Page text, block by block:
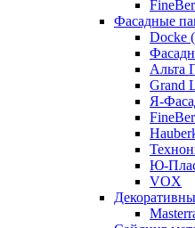
FineBer
Фасадные
Docke
Альта
Grand
Я-
FineBer
Ю-
VOX